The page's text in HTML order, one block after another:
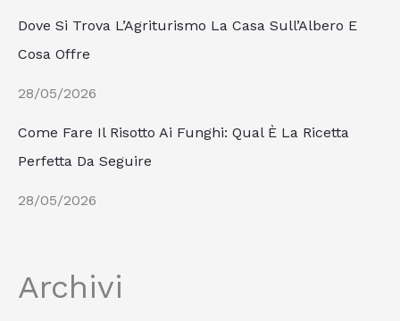
Dove Si Trova L’Agriturismo La Casa Sull’Albero E
Cosa Offre
28/05/2026
Come Fare Il Risotto Ai Funghi: Qual È La Ricetta
Perfetta Da Seguire
28/05/2026
Archivi